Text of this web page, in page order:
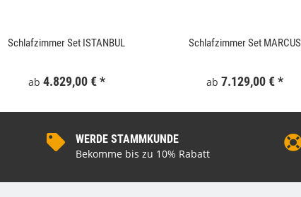
Schlafzimmer Set ISTANBUL
ab 4.829,00 € *
Schlafzimmer Set MARCUS
ab 7.129,00 € *
WERDE STAMMKUNDE
Bekomme bis zu 10% Rabatt